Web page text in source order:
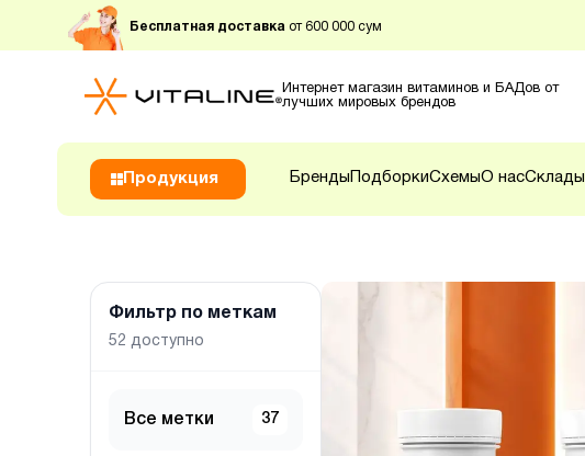
Бесплатная доставка от 600 000 сум
Интернет магазин витаминов и БАДов от
лучших мировых брендов
Продукция Бренды ПодборкиСхемыО насСклады
Фильтр по меткам
52 доступно
Все метки 37